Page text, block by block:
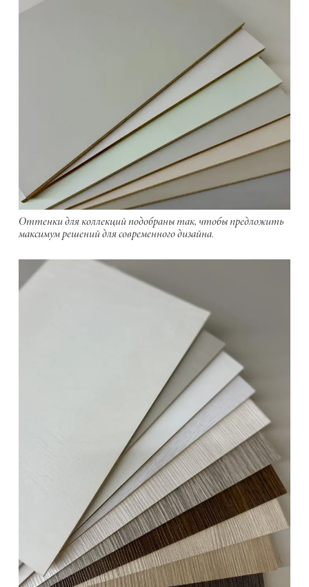
Оттенки для коллекций подобраны так, чтобы предложить
максимум решений для современного дизайна.